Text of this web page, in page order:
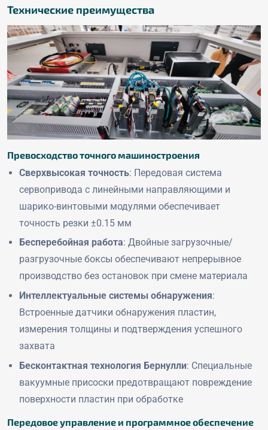
Технические преимущества
Превосходство точного машиностроения
Сверхвысокая точность: Передовая система
сервопривода с линейными направляющими и
шарико-винтовыми модулями обеспечивает
точность резки ±0.15 мм
Бесперебойная работа: Двойные загрузочные/
разгрузочные боксы обеспечивают непрерывное
производство без остановок при смене материала
Интеллектуальные системы обнаружения:
Встроенные датчики обнаружения пластин,
измерения толщины и подтверждения успешного
захвата
Бесконтактная технология Бернулли: Специальные
вакуумные присоски предотвращают повреждение
поверхности пластин при обработке
Передовое управление и программное обеспечение